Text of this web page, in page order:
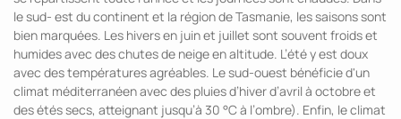
le sud- est du continent et la région de Tasmanie, les saisons sont
bien marquées. Les hivers en juin et juillet sont souvent froids et
humides avec des chutes de neige en altitude. L’été y est doux
avec des températures agréables. Le sud-ouest bénéficie d'un
climat méditerranéen avec des pluies d’hiver d’avril à octobre et
des étés secs, atteignant jusqu’à 30 °C à l’ombre). Enfin, le climat